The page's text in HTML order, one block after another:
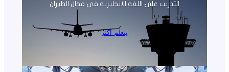
التدريب على اللغة الانجليزية في مجال الطيران
يتعلم أكثر